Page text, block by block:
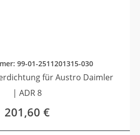
99-01-2511201315-030
für Austro Daimler
| ADR 8
201,60 €